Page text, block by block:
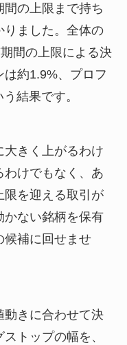
間の上限まで持ち
りました。全体の
間の上限による決
約1.9%、プロフ
結果です。
大きく上がるわけ
わけでもなく、あ
限を迎える取引が
かない銘柄を保有
候補に回せませ
動きに合わせて決
トップの幅を、